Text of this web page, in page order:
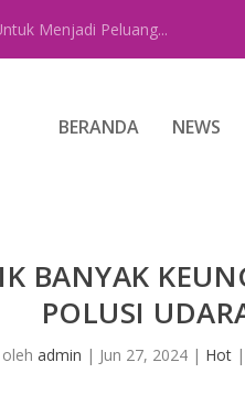
Menjadi Peluang...
BERANDA NEWS
BANYAK
POLUSI
admin | Jun 27, 2024| Hot|